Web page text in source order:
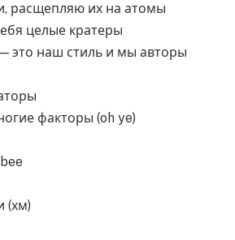
расщепляю их на атомы
целые кратеры
это наш стиль и мы авторы
факторы (oh ye)
(хм)